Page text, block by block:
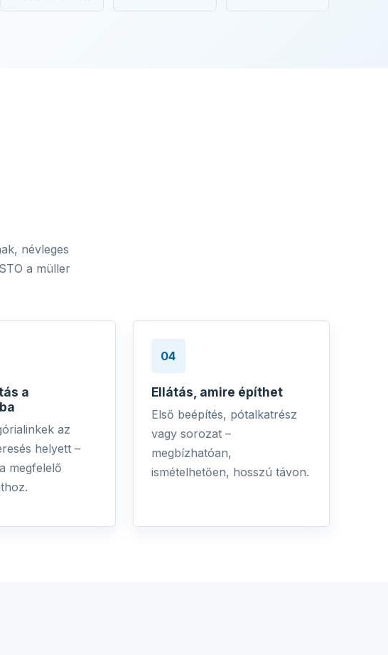
névleges
a müller
a
az
helyett –
megfelelő
04
Ellátás, amire építhet
Első beépítés, pótalkatrész
vagy sorozat –
megbízhatóan,
ismételhetően, hosszú távon.